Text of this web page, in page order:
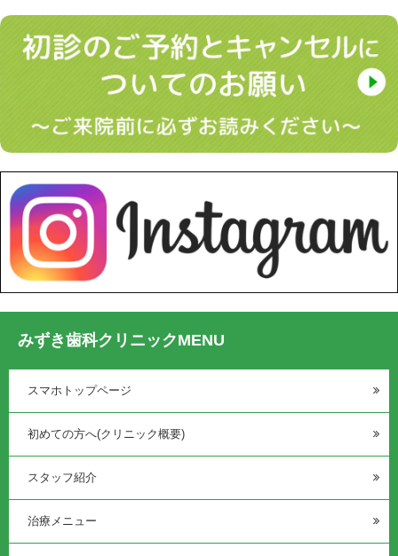
みずき歯科クリニックMENU
スマホトップページ
初めての方へ(クリニック概要)
スタッフ紹介
治療メニュー